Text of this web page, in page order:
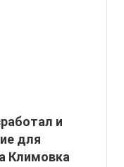
и
для
Климовка